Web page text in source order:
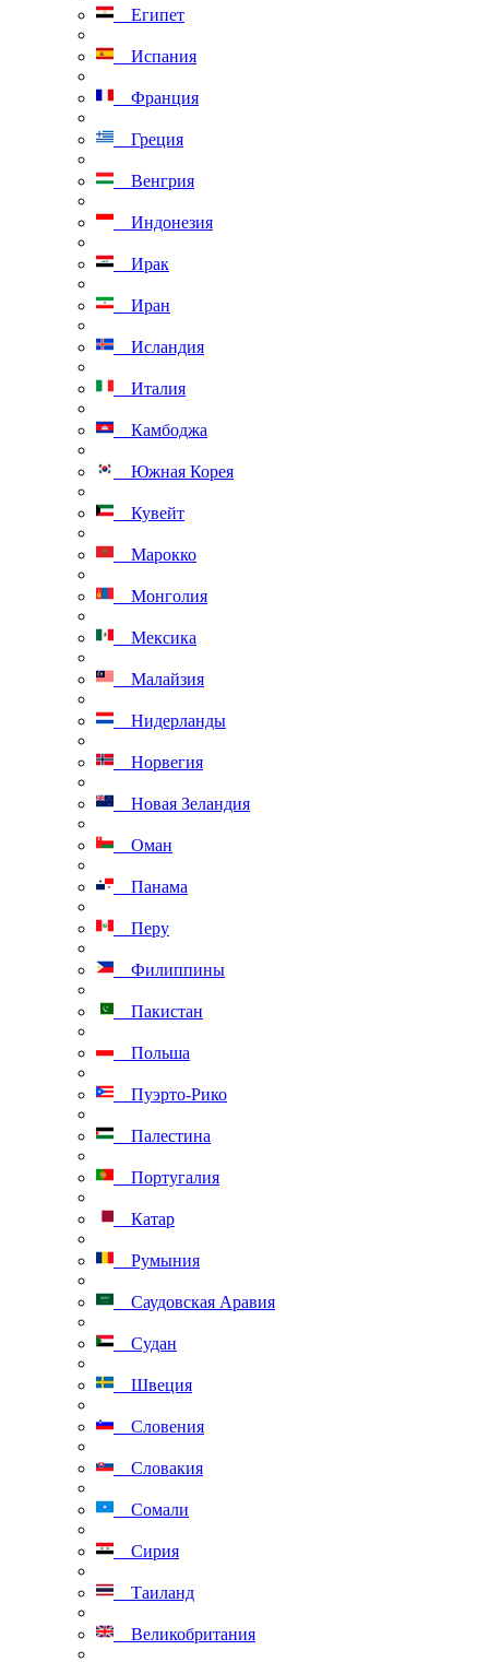
Египет
Испания
Франция
Греция
Венгрия
Индонезия
Ирак
Иран
Исландия
Италия
Камбоджа
Южная Корея
Кувейт
Марокко
Монголия
Мексика
Малайзия
Нидерланды
Норвегия
Новая Зеландия
Оман
Панама
Перу
Филиппины
Пакистан
Польша
Пуэрто-Рико
Палестина
Португалия
Катар
Румыния
Саудовская Аравия
Судан
Швеция
Словения
Словакия
Сомали
Сирия
Таиланд
Великобритания